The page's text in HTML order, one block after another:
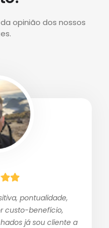
opinião dos nossos
pontualidade,
custo-benefício,
já sou cliente a